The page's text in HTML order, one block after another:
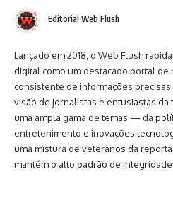
Editorial Web Flush
Lançado em 2018, o Web Flush
digital como um destacado portal de
consistente de informações precisas
visão de jornalistas e entusiastas da
uma ampla gama de temas — da
entretenimento e inovações
uma mistura de veteranos da
mantém o alto padrão de